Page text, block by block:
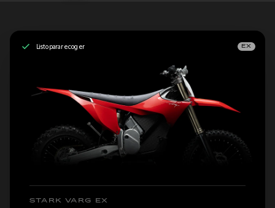
Listo para recoger EX
STARK VARG EX